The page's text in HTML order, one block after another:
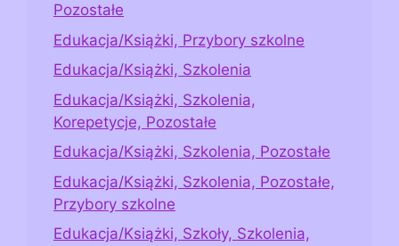
Pozostałe
Edukacja/Książki, Przybory szkolne
Edukacja/Książki, Szkolenia
Edukacja/Książki, Szkolenia,
Korepetycje, Pozostałe
Edukacja/Książki, Szkolenia, Pozostałe
Edukacja/Książki, Szkolenia, Pozostałe,
Przybory szkolne
Edukacja/Książki, Szkoły, Szkolenia,